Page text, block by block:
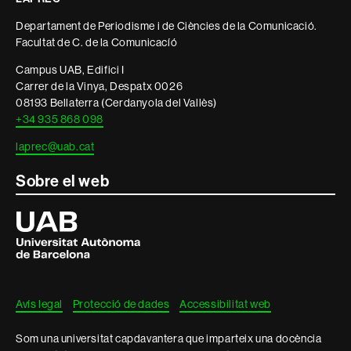
informació
legal
Departament de Periodisme i de Ciències de la Comunicació.
Facultat de C. de la Comunicacíó
Campus UAB, Edifici I
Carrer de la Vinya, Despatx 0026
08193 Bellaterra (Cerdanyola del Vallès)
+34 935 868 098
laprec@uab.cat
Sobre el web
Universitat
Autònoma
de
Barcelona
Avís legal Protecció de dades Accessibilitat web
Som una universitat capdavantera que imparteix una docència